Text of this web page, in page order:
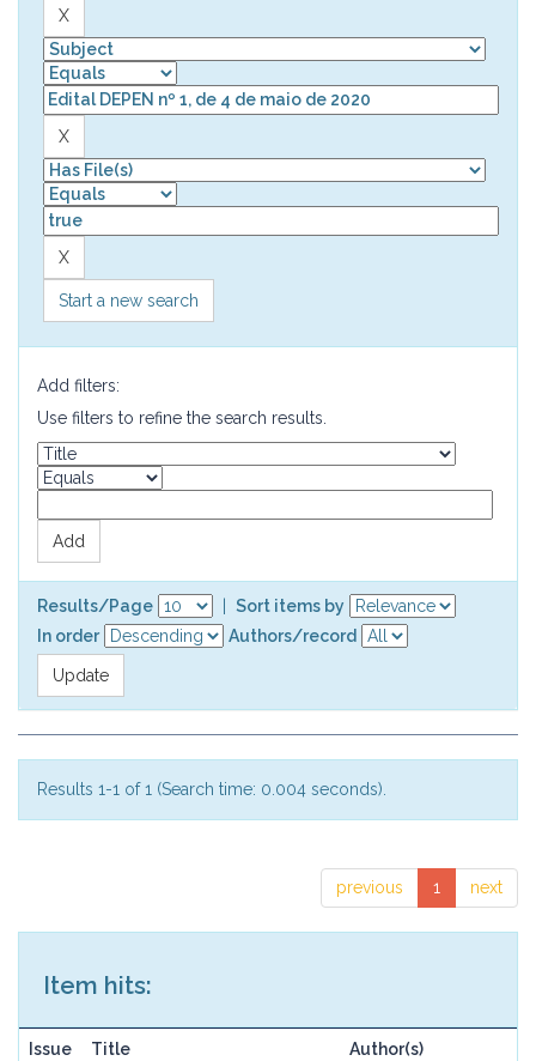
Start a new search
Add filters:
Use filters to refine the search results.
Results/Page
Sort items by
In order
Authors/record
Results 1-1 of 1 (Search time: 0.004 seconds).
previous 1 next
Item hits:
Issue Title Author(s)